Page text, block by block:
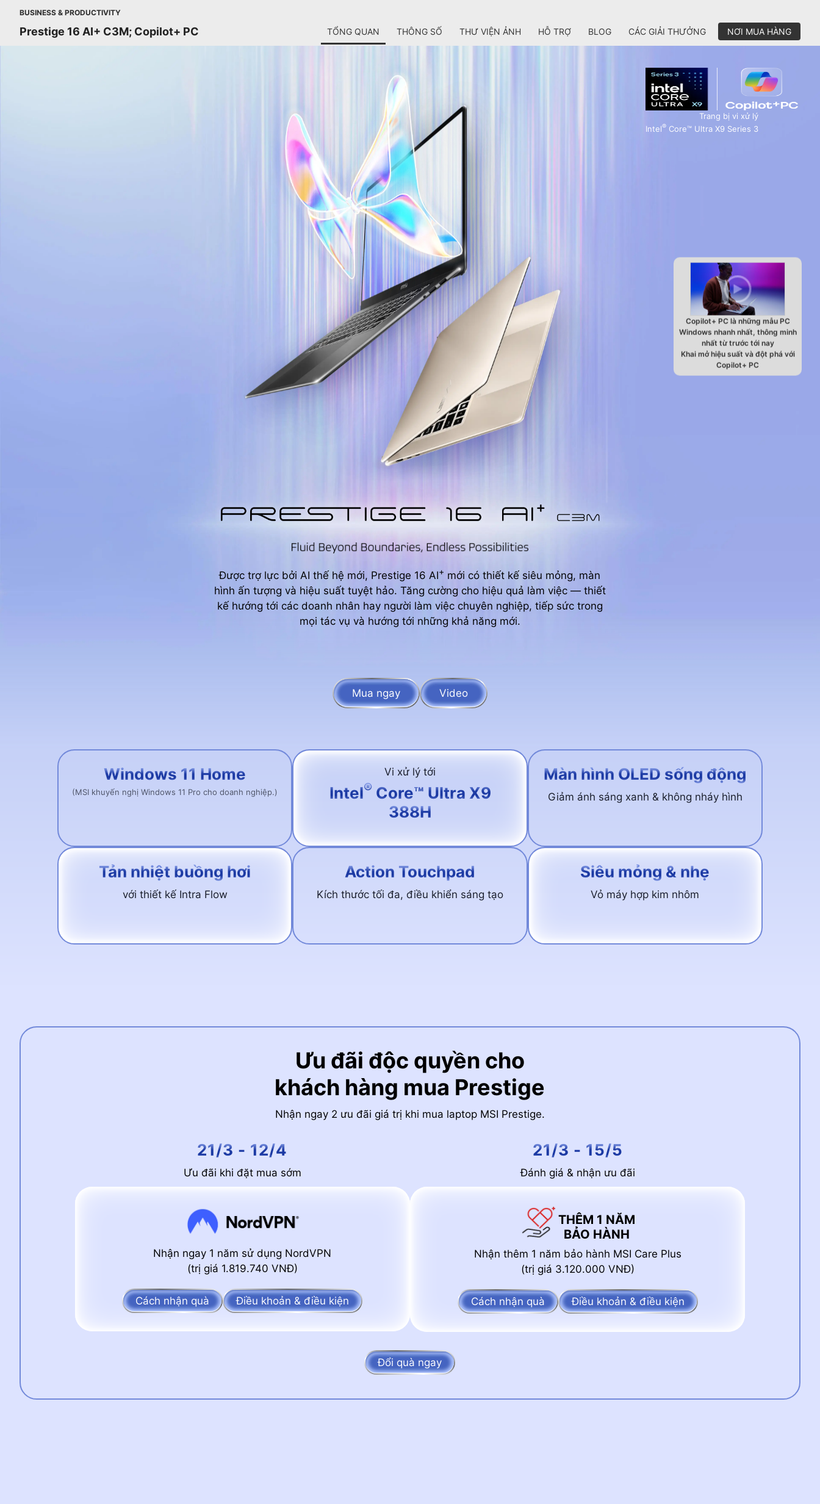
BUSINESS & PRODUCTIVITY
Prestige 16 AI+ C3M; Copilot+ PC TỔNG QUAN THÔNG SỐ THƯ VIỆN ẢNH HỖ TRỢ BLOG CÁC GIẢI THƯỞNG NƠI MUA HÀNG
Copilot+ PC là những mẫu PC
Windows nhanh nhất, thông minh
nhất từ trước tới nay
Khai mở hiệu suất và đột phá với
Copilot+ PC
Trang bị vi xử lý
Intel® Core™ Ultra X9 Series 3
Được trợ lực bởi AI thế hệ mới, Prestige 16 AI+ mới có thiết kế siêu mỏng, màn
hình ấn tượng và hiệu suất tuyệt hảo. Tăng cường cho hiệu quả làm việc — thiết
kế hướng tới các doanh nhân hay người làm việc chuyên nghiệp, tiếp sức trong
mọi tác vụ và hướng tới những khả năng mới.
Mua ngay Video
Windows 11 Home
(MSI khuyến nghị Windows 11 Pro cho doanh nghiệp.)
Vi xử lý tới
Intel®Core™ Ultra X9
388H
Màn hình OLED sống động
Giảm ánh sáng xanh & không nháy hình
Tản nhiệt buồng hơi
với thiết kế Intra Flow
Action Touchpad
Kích thước tối đa, điều khiển sáng tạo
Siêu mỏng & nhẹ
Vỏ máy hợp kim nhôm
Ưu đãi độc quyền cho
khách hàng mua Prestige
Nhận ngay 2 ưu đãi giá trị khi mua laptop MSI Prestige.
21/3 - 12/4
Ưu đãi khi đặt mua sớm
Nhận ngay 1 năm sử dụng NordVPN
(trị giá 1.819.740 VNĐ)
Cách nhận quà Điều khoản & điều kiện
21/3 - 15/5
Đánh giá & nhận ưu đãi
THÊM 1 NĂM
BẢO HÀNH
Nhận thêm 1 năm bảo hành MSI Care Plus
(trị giá 3.120.000 VNĐ)
Cách nhận quà Điều khoản & điều kiện
Đổi quà ngay